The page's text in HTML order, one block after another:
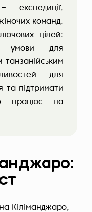
експедиції,
команд.
цілей:
умови для
танзанійським
для
та підтримати
працює на
Кіліманджаро,